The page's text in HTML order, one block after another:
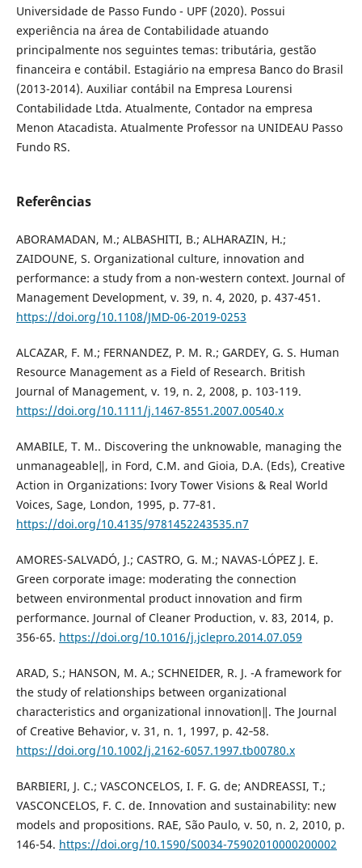
Universidade de Passo Fundo - UPF (2020). Possui
experiência na área de Contabilidade atuando
principalmente nos seguintes temas: tributária, gestão
financeira e contábil. Estagiário na empresa Banco do Brasil
(2013-2014). Auxiliar contábil na Empresa Lourensi
Contabilidade Ltda. Atualmente, Contador na empresa
Menon Atacadista. Atualmente Professor na UNIDEAU Passo
Fundo RS.
Referências
ABORAMADAN, M.; ALBASHITI, B.; ALHARAZIN, H.;
ZAIDOUNE, S. Organizational culture, innovation and
performance: a study from a non-western context. Journal of
Management Development, v. 39, n. 4, 2020, p. 437-451.
https://doi.org/10.1108/JMD-06-2019-0253
ALCAZAR, F. M.; FERNANDEZ, P. M. R.; GARDEY, G. S. Human
Resource Management as a Field of Research. British
Journal of Management, v. 19, n. 2, 2008, p. 103-119.
https://doi.org/10.1111/j.1467-8551.2007.00540.x
AMABILE, T. M.. Discovering the unknowable, managing the
unmanageable‖, in Ford, C.M. and Gioia, D.A. (Eds), Creative
Action in Organizations: Ivory Tower Visions & Real World
Voices, Sage, London, 1995, p. 77‐81.
https://doi.org/10.4135/9781452243535.n7
AMORES-SALVADÓ, J.; CASTRO, G. M.; NAVAS-LÓPEZ J. E.
Green corporate image: moderating the connection
between environmental product innovation and firm
performance. Journal of Cleaner Production, v. 83, 2014, p.
356-65. https://doi.org/10.1016/j.jclepro.2014.07.059
ARAD, S.; HANSON, M. A.; SCHNEIDER, R. J. -A framework for
the study of relationships between organizational
characteristics and organizational innovation‖. The Journal
of Creative Behavior, v. 31, n. 1, 1997, p. 42‐58.
https://doi.org/10.1002/j.2162-6057.1997.tb00780.x
BARBIERI, J. C.; VASCONCELOS, I. F. G. de; ANDREASSI, T.;
VASCONCELOS, F. C. de. Innovation and sustainability: new
models and propositions. RAE, São Paulo, v. 50, n. 2, 2010, p.
146-54. https://doi.org/10.1590/S0034-75902010000200002